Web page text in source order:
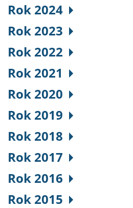
Rok 2024
Rok 2023
Rok 2022
Rok 2021
Rok 2020
Rok 2019
Rok 2018
Rok 2017
Rok 2016
Rok 2015